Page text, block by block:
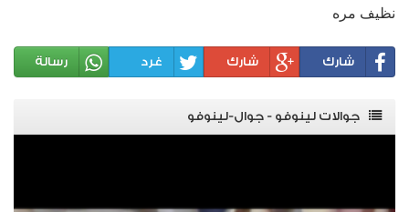
نظيف مره
شارك شارك غرد رسالة
جوالات لينوفو - جوال-لينوفو